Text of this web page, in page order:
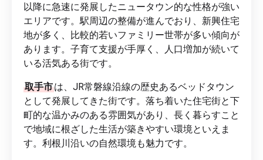
以降に急速に発展したニュータウン的な性格が強い
エリアです。駅周辺の整備が進んでおり、新興住宅
地が多く、比較的若いファミリー世帯が多い傾向が
あります。子育て支援が手厚く、人口増加が続いて
いる活気ある街です。
取手市は、JR常磐線沿線の歴史あるベッドタウン
として発展してきた街です。落ち着いた住宅街と下
町的な温かみのある雰囲気があり、長く暮らすこと
で地域に根ざした生活が築きやすい環境といえま
す。利根川沿いの自然環境も魅力です。